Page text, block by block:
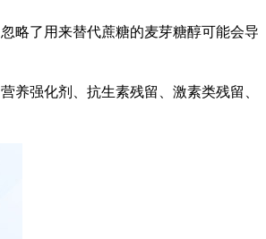
略了用来替代蔗糖的麦芽糖醇可能会导
养强化剂、抗生素残留、激素类残留、